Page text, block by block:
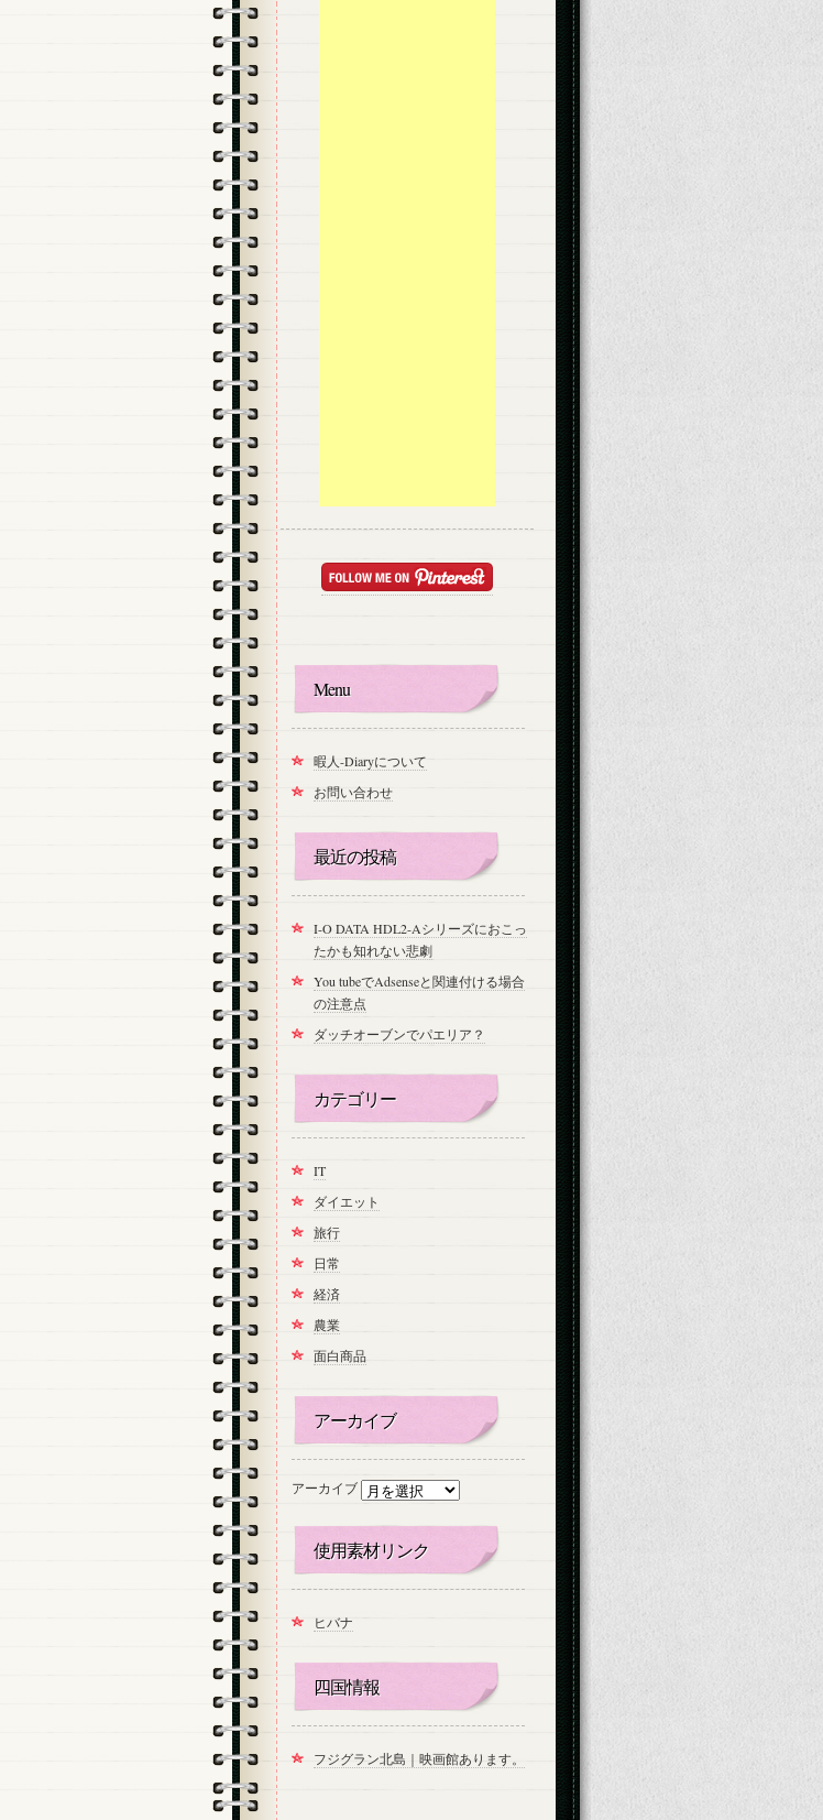
Menu
暇人-Diaryについて
お問い合わせ
最近の投稿
I-O DATA HDL2-Aシリーズにおこっ
たかも知れない悲劇
You tubeでAdsenseと関連付ける場合
の注意点
ダッチオーブンでパエリア？
カテゴリー
IT
ダイエット
旅行
日常
経済
農業
面白商品
アーカイブ
アーカイブ
使用素材リンク
ヒバナ
四国情報
フジグラン北島｜映画館あります。